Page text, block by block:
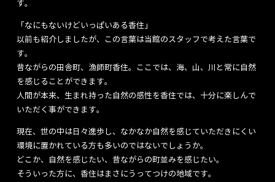
す。
「なにもないけどいっぱいある香住」
以前も紹介しましたが、この言葉は当館のスタッフで考えた言葉で
す。
昔ながらの田舎町、漁師町香住。ここでは、海、山、川と常に自然
を感じることができます。
人間が本来、生まれ持った自然の感性を香住では、十分に楽しんで
いただく事ができます。
現在、世の中は日々進歩し、なかなか自然を感じていただきにくい
環境に置かれている方も多いのではないでしょうか。
どこか、自然を感じたい、昔ながらの町並みを感じたい。
そういった方に、香住はまさにうってつけの地域です。